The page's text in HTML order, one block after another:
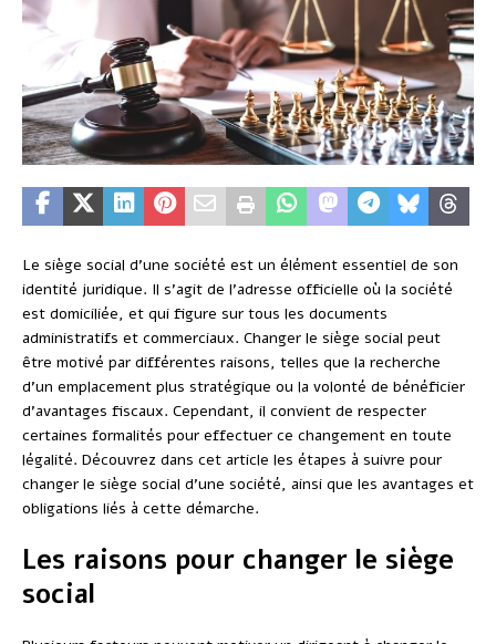
Le siège social d’une société est un élément essentiel de son
identité juridique. Il s’agit de l’adresse officielle où la société
est domiciliée, et qui figure sur tous les documents
administratifs et commerciaux. Changer le siège social peut
être motivé par différentes raisons, telles que la recherche
d’un emplacement plus stratégique ou la volonté de bénéficier
d’avantages fiscaux. Cependant, il convient de respecter
certaines formalités pour effectuer ce changement en toute
légalité. Découvrez dans cet article les étapes à suivre pour
changer le siège social d’une société, ainsi que les avantages et
obligations liés à cette démarche.
Les raisons pour changer le siège
social